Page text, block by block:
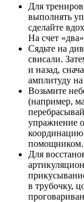
Для
выполнять
сделайте
На счет
Сядьте на
свисали.
и назад,
амплитуду
Возьмите
(например,
упражнение
помощником.
Для
в трубочку,